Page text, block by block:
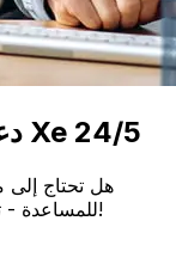
دعم خبراء النقل العالمي للخبراء Xe 24/5
هل تحتاج إلى
للمساعدة - تواصل معنا اليوم للحصول على دعم مخصص!